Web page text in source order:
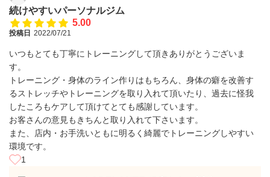
続けやすいパーソナルジム
5.00
投稿日 2022/07/21
いつもとても丁寧にトレーニングして頂きありがとうございま
す。
トレーニング・身体のライン作りはもちろん、身体の癖を改善す
るストレッチやトレーニングを取り入れて頂いたり、過去に怪我
したころもケアして頂けてとても感謝しています。
お客さんの意見もきちんと取り入れて下さいます。
また、店内・お手洗いともに明るく綺麗でトレーニングしやすい
環境です。
1